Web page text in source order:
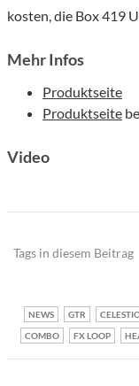
kosten, die Box 419
Mehr Infos
Produktseite
Produktseite
Video
Tags in diesem Beitrag
NEWS GTR
COMBO
FX LOOP